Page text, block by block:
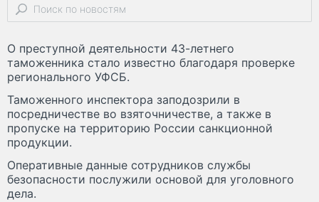
О преступной деятельности 43-летнего
таможенника стало известно благодаря проверке
регионального УФСБ.
Таможенного инспектора заподозрили в
посредничестве во взяточничестве, а также в
пропуске на территорию России санкционной
продукции.
Оперативные данные сотрудников службы
безопасности послужили основой для уголовного
дела.